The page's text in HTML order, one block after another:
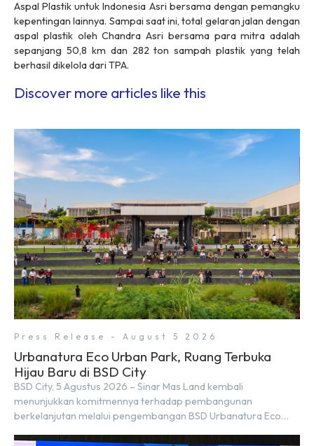
Aspal Plastik untuk Indonesia Asri bersama dengan pemangku
kepentingan lainnya. Sampai saat ini, total gelaran jalan dengan
aspal plastik oleh Chandra Asri bersama para mitra adalah
sepanjang 50,8 km dan 282 ton sampah plastik yang telah
berhasil dikelola dari TPA.
Discover more articles like this
Press Release - August 5 2026
Urbanatura Eco Urban Park, Ruang Terbuka
Hijau Baru di BSD City
BSD City, 5 Agustus 2026 – Sinar Mas Land kembali
menunjukkan komitmennya terhadap pembangunan
berkelanjutan melalui pengembangan BSD Urbanatura Eco